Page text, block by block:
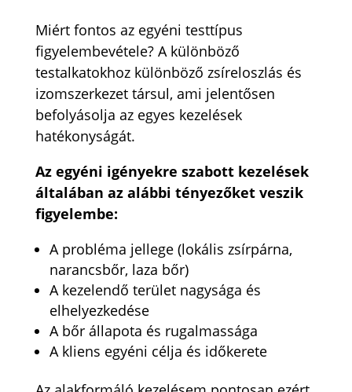
Miért fontos az egyéni testtípus
figyelembevétele? A különböző
testalkatokhoz különböző zsíreloszlás és
izomszerkezet társul, ami jelentősen
befolyásolja az egyes kezelések
hatékonyságát.
Az egyéni igényekre szabott kezelések
általában az alábbi tényezőket veszik
figyelembe:
A probléma jellege (lokális zsírpárna,
narancsbőr, laza bőr)
A kezelendő terület nagysága és
elhelyezkedése
A bőr állapota és rugalmassága
A kliens egyéni célja és időkerete